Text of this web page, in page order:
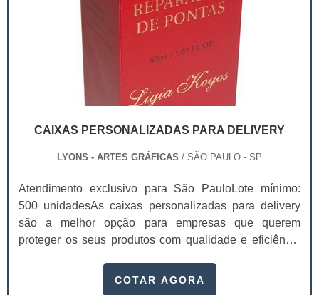
CAIXAS PERSONALIZADAS PARA DELIVERY
LYONS - ARTES GRÁFICAS / SÃO PAULO - SP
Atendimento exclusivo para São PauloLote mínimo:
500 unidadesAs caixas personalizadas para delivery
são a melhor opção para empresas que querem
proteger os seus produtos com qualidade e eficiência
conservação dos produtos, mantendo a temperatura
COTAR AGORA